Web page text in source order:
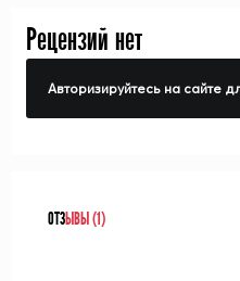
Рецензий нет
Авторизируйтесь на сайте
ОТЗЫВЫ (1)